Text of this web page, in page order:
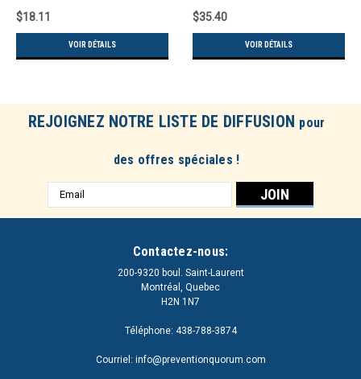
$18.11
VOIR DÉTAILS
$35.40
VOIR DÉTAILS
REJOIGNEZ NOTRE LISTE DE DIFFUSION pour
des offres spéciales !
Adresse
e-
Contactez-nous:
200-9320 boul. Saint-Laurent
Montréal, Quebec
H2N 1N7
Téléphone: 438-788-3874
Courriel: info@preventionquorum.com